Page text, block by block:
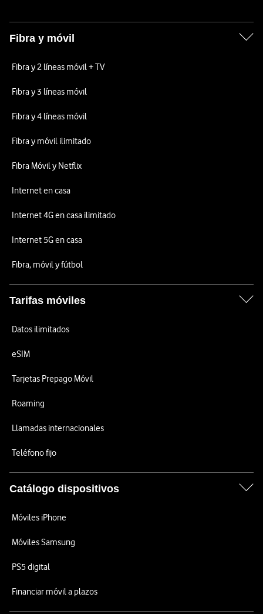
Fibra y móvil
Fibra y 2 líneas móvil + TV
Fibra y 3 líneas móvil
Fibra y 4 líneas móvil
Fibra y móvil ilimitado
Fibra Móvil y Netflix
Internet en casa
Internet 4G en casa ilimitado
Internet 5G en casa
Fibra, móvil y fútbol
Tarifas móviles
Datos ilimitados
eSIM
Tarjetas Prepago Móvil
Roaming
Llamadas internacionales
Teléfono fijo
Catálogo dispositivos
Móviles iPhone
Móviles Samsung
PS5 digital
Financiar móvil a plazos